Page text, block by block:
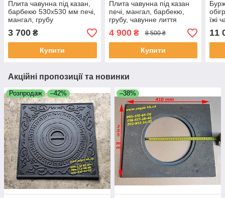
Плита чавунна під казан,
барбекю 530х530 мм печі,
мангал, грубу
3 700 ₴
Купити
Плита чавунна під казан
печі, мангал, барбекю,
грубу, чавунне лиття
Румунія
4 900₴ 8 500 ₴
Купити
їжі
11
Акційні пропозиції та новинки
Розпродаж –42% –38%